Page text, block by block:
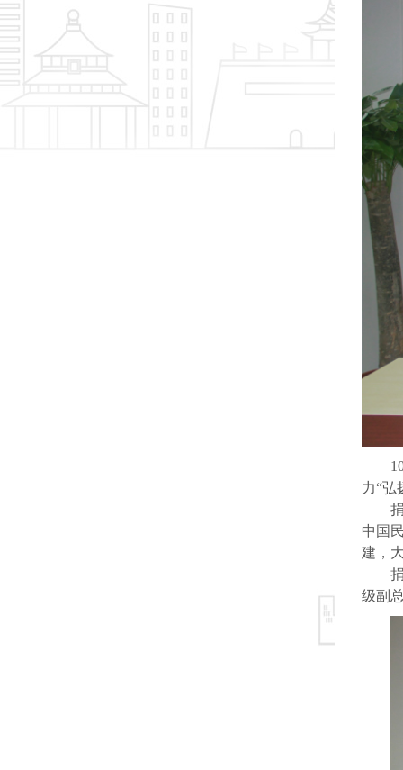
力“弘
中国
建，
级副